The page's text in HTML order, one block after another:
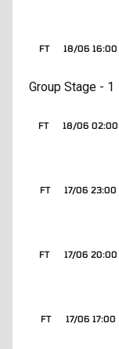
18/06 16:00
FT
Group Stage - 1
18/06 02:00
FT
17/06 23:00
FT
17/06 20:00
FT
17/06 17:00
FT